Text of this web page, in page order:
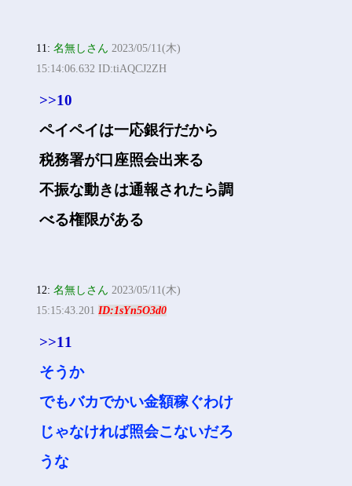
11:名無しさん 2023/05/11(木)
15:14:06.632 ID:tiAQCJ2ZH
>>10
ペイペイは一応銀行だから
税務署が口座照会出来る
不振な動きは通報されたら調
べる権限がある
12:名無しさん 2023/05/11(木)
15:15:43.201ID:1sYn5O3d0
>>11
そうか
でもバカでかい金額稼ぐわけ
じゃなければ照会こないだろ
うな